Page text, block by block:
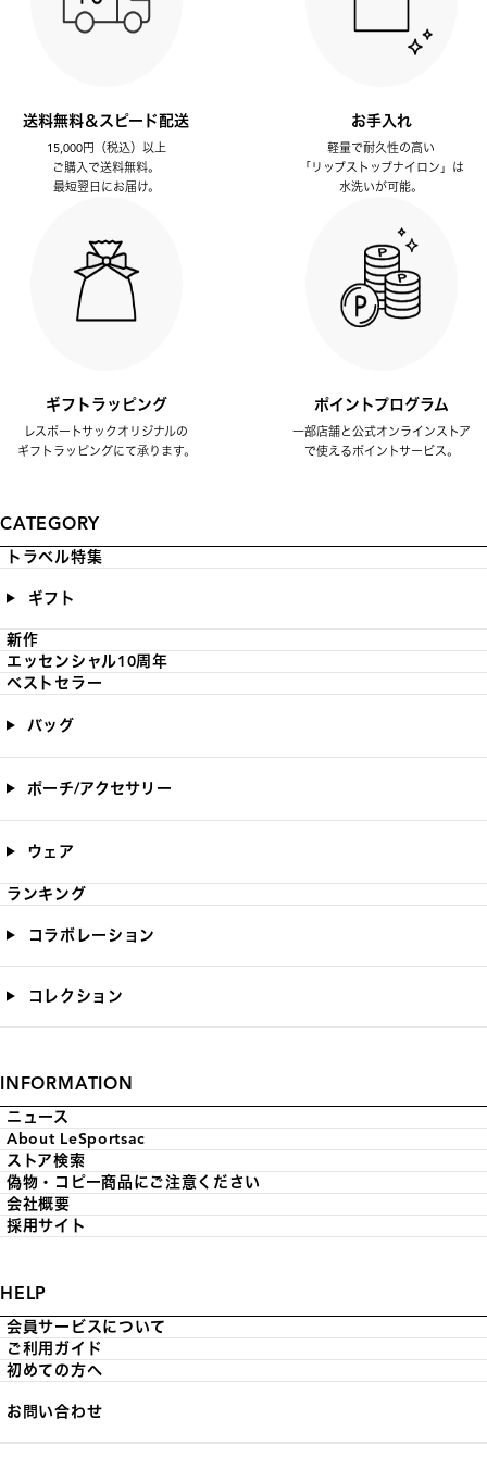
送料無料＆スピード配送
15,000円（税込）以上
ご購入で送料無料。
最短翌日にお届け。
お手入れ
軽量で耐久性の高い
「リップストップナイロン」は
水洗いが可能。
ギフトラッピング
レスポートサックオリジナルの
ギフトラッピングにて承ります。
ポイントプログラム
一部店舗と公式オンラインストア
で使えるポイントサービス。
CATEGORY
トラベル特集
ギフト
新作
エッセンシャル10周年
ベストセラー
バッグ
ポーチ/アクセサリー
ウェア
ランキング
コラボレーション
コレクション
INFORMATION
ニュース
About LeSportsac
ストア検索
偽物・コピー商品にご注意ください
会社概要
採用サイト
HELP
会員サービスについて
ご利用ガイド
初めての方へ
お問い合わせ